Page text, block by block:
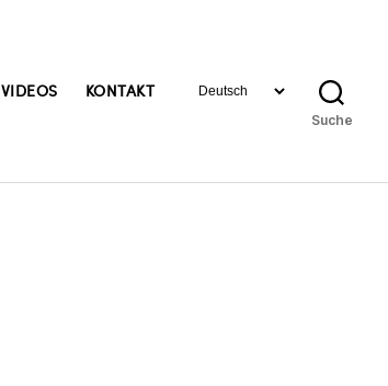
VIDEOS KONTAKTSprache
Suche